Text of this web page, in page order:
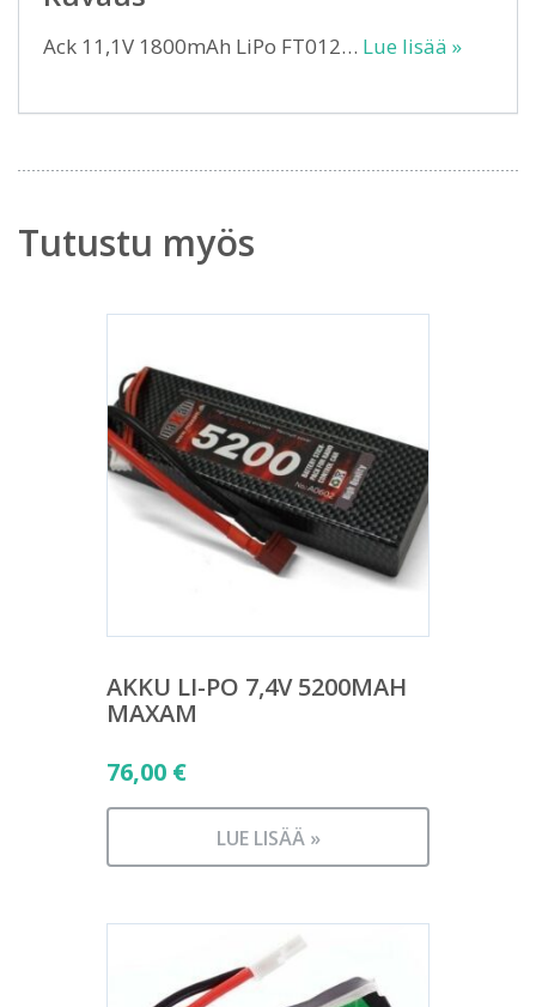
Ack 11,1V 1800mAh LiPo FT012… Lue lisää »
Tutustu myös
AKKU LI-PO 7,4V 5200MAH
MAXAM
76,00 €
LUE LISÄÄ »